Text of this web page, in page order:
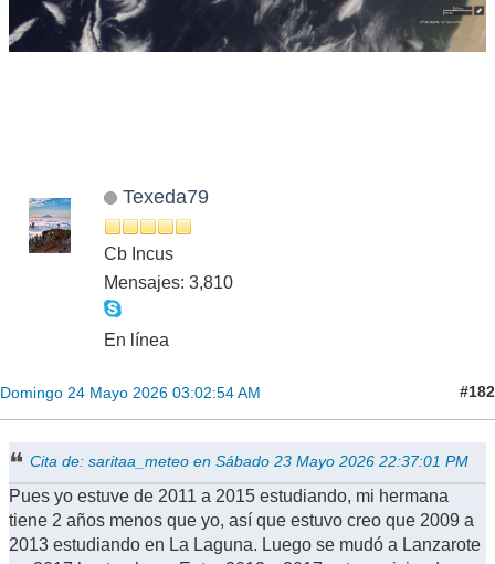
Texeda79
Cb Incus
Mensajes: 3,810
En línea
Domingo 24 Mayo 2026 03:02:54 AM #182
Cita de: saritaa_meteo en Sábado 23 Mayo 2026 22:37:01 PM
Pues yo estuve de 2011 a 2015 estudiando, mi hermana
tiene 2 años menos que yo, así que estuvo creo que 2009 a
2013 estudiando en La Laguna. Luego se mudó a Lanzarote